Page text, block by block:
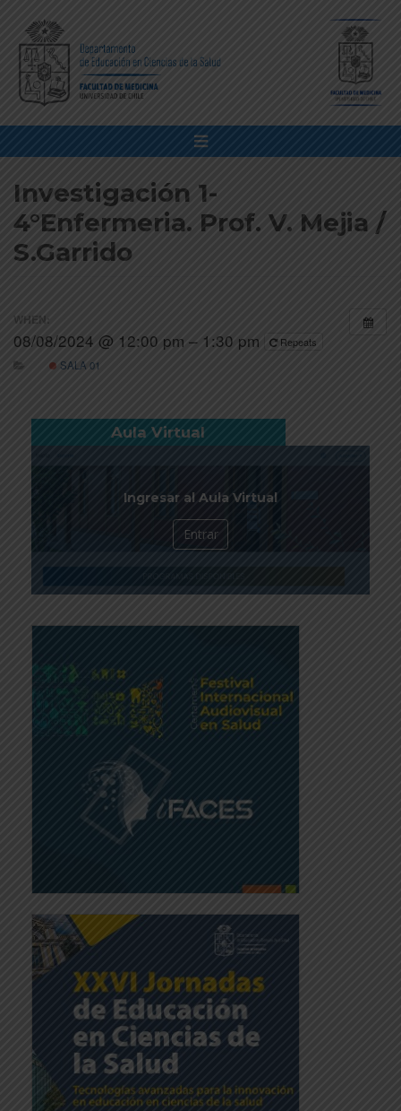
Investigación 1-
4°Enfermeria. Prof. V. Mejia /
S.Garrido
WHEN:
08/08/2024 @ 12:00 pm – 1:30 pm
Repeats
SALA 01
Aula Virtual
Ingresar al Aula Virtual
Entrar